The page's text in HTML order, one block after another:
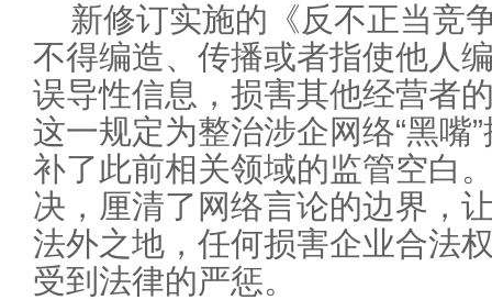
新修订实施的《反不正当竞
不得编造、传播或者指使他人
误导性信息，损害其他经营者
这一规定为整治涉企网络“黑嘴
补了此前相关领域的监管空白
决，厘清了网络言论的边界，
法外之地，任何损害企业合法
受到法律的严惩。